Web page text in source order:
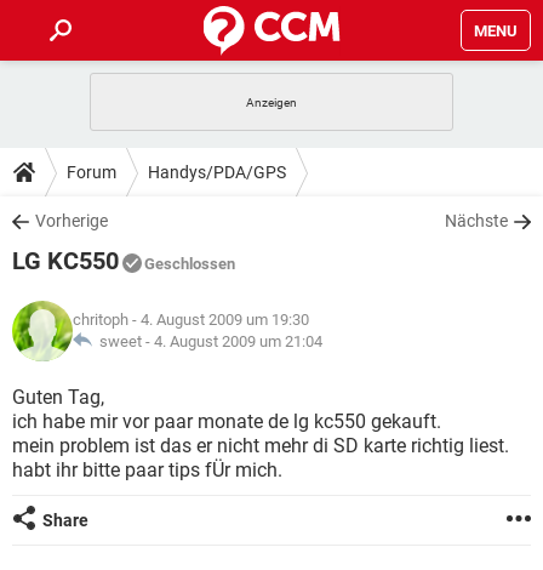
MENU
ANDROID IOS
WINDOWS 10
WHATSAPP
FACEBOOK
TIPPS & TRICKS
SPIELE STREAMING
WHATSAPP TIKTOK
FACEBOOK
DOWNLOADS
SPIELE
ANDROID
WINDOWS 10 INSTAGRAM
WHATSAPP
FACEBOOK HARDWARE
SPIELE STREAMING
ANDROID
WINDOWS 10
WHATSAPP TIKTOK
LEXIKON
SPIELE
ANDROID IOS
WINDOWS 10
WHATSAPP
Forum Handys/PDA/GPS
Vorherige Nächste
LG KC550 Geschlossen
chritoph - 4. August 2009 um 19:30
sweet - 4. August 2009 um 21:04
Guten Tag,
ich habe mir vor paar monate de lg kc550 gekauft.
mein problem ist das er nicht mehr di SD karte richtig liest.
habt ihr bitte paar tips fÜr mich.
Share